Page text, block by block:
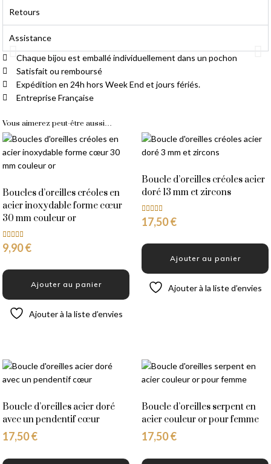
Retours
Assistance
Livraison Gratuite
Chaque bijou est emballé individuellement dans un pochon
Satisfait ou remboursé
Expédition en 24h hors Week End et jours fériés.
Entreprise Française
Vous aimerez peut-être aussi…
Boucles d’oreilles créoles en
acier inoxydable forme cœur
30 mm couleur or
Note
5.00
9,90€
Ajouter au panier
Ajouter à la liste d’envies
Boucle d’oreilles créoles acier
doré 13 mm et zircons
Note
5.00
17,50€
Ajouter au panier
Ajouter à la liste d’envies
Boucle d’oreilles acier doré
avec un pendentif cœur
17,50€
Boucle d’oreilles serpent en
acier couleur or pour femme
17,50€